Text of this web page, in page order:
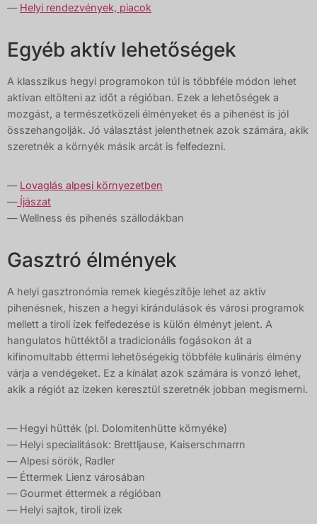
— Helyi rendezvények, piacok
Egyéb aktív lehetőségek
A klasszikus hegyi programokon túl is többféle módon lehet
aktívan eltölteni az időt a régióban. Ezek a lehetőségek a
mozgást, a természetközeli élményeket és a pihenést is jól
összehangolják. Jó választást jelenthetnek azok számára, akik
szeretnék a környék másik arcát is felfedezni.
— Lovaglás alpesi környezetben
—Íjászat
— Wellness és pihenés szállodákban
Gasztró élmények
A helyi gasztronómia remek kiegészítője lehet az aktív
pihenésnek, hiszen a hegyi kirándulások és városi programok
mellett a tiroli ízek felfedezése is külön élményt jelent. A
hangulatos hüttéktől a tradicionális fogásokon át a
kifinomultabb éttermi lehetőségekig többféle kulináris élmény
várja a vendégeket. Ez a kínálat azok számára is vonzó lehet,
akik a régiót az ízeken keresztül szeretnék jobban megismerni.
— Hegyi hütték (pl. Dolomitenhütte környéke)
— Helyi specialitások: Brettljause, Kaiserschmarrn
— Alpesi sörök, Radler
— Éttermek Lienz városában
— Gourmet éttermek a régióban
— Helyi sajtok, tiroli ízek